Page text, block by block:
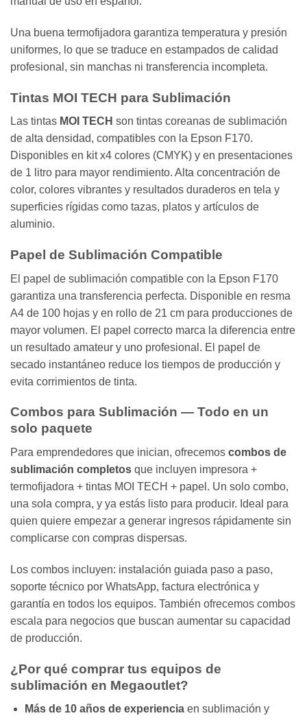
Una buena termofijadora garantiza temperatura y presión
uniformes, lo que se traduce en estampados de calidad
profesional, sin manchas ni transferencia incompleta.
Tintas MOI TECH para Sublimación
Las tintas MOI TECH son tintas coreanas de sublimación
de alta densidad, compatibles con la Epson F170.
Disponibles en kit x4 colores (CMYK) y en presentaciones
de 1 litro para mayor rendimiento. Alta concentración de
color, colores vibrantes y resultados duraderos en tela y
superficies rígidas como tazas, platos y artículos de
aluminio.
Papel de Sublimación Compatible
El papel de sublimación compatible con la Epson F170
garantiza una transferencia perfecta. Disponible en resma
A4 de 100 hojas y en rollo de 21 cm para producciones de
mayor volumen. El papel correcto marca la diferencia entre
un resultado amateur y uno profesional. El papel de
secado instantáneo reduce los tiempos de producción y
evita corrimientos de tinta.
Combos para Sublimación — Todo en un
solo paquete
Para emprendedores que inician, ofrecemos combos de
sublimación completos que incluyen impresora +
termofijadora + tintas MOI TECH + papel. Un solo combo,
una sola compra, y ya estás listo para producir. Ideal para
quien quiere empezar a generar ingresos rápidamente sin
complicarse con compras dispersas.
Los combos incluyen: instalación guiada paso a paso,
soporte técnico por WhatsApp, factura electrónica y
garantía en todos los equipos. También ofrecemos combos
escala para negocios que buscan aumentar su capacidad
de producción.
¿Por qué comprar tus equipos de
sublimación en Megaoutlet?
Más de 10 años de experienciaen sublimación y